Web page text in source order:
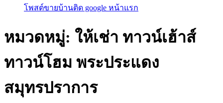
โพสต์ขายบ้านติด google หน้าแรก
หมวดหมู่: ให้เช่า ทาวน์เฮ้าส์
ทาวน์โฮม พระประแดง
สมุทรปราการ